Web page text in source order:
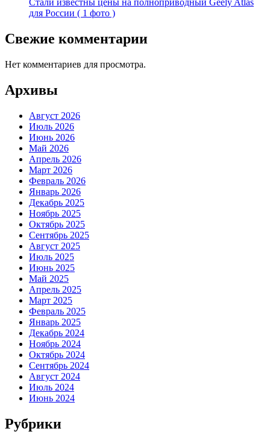
Стали известны цены на полноприводный Geely Atlas
для России ( 1 фото )
Свежие комментарии
Нет комментариев для просмотра.
Архивы
Август 2026
Июль 2026
Июнь 2026
Май 2026
Апрель 2026
Март 2026
Февраль 2026
Январь 2026
Декабрь 2025
Ноябрь 2025
Октябрь 2025
Сентябрь 2025
Август 2025
Июль 2025
Июнь 2025
Май 2025
Апрель 2025
Март 2025
Февраль 2025
Январь 2025
Декабрь 2024
Ноябрь 2024
Октябрь 2024
Сентябрь 2024
Август 2024
Июль 2024
Июнь 2024
Рубрики